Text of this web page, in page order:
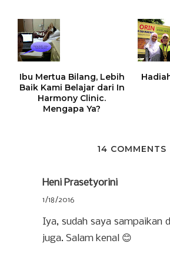
Ibu Mertua Bilang, Lebih
Baik Kami Belajar dari In
Harmony Clinic.
Mengapa Ya?
14 COMMENTS
Heni Prasetyorini
1/18/2016
Iya, sudah saya sampaikan
juga. Salam kenal 😊